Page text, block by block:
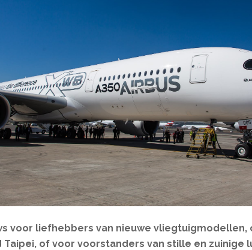
voor liefhebbers van nieuwe
Taipei, of voor voorstanders van stille en zuinige